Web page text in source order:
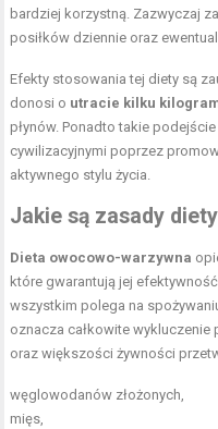
bardziej korzystną. Zazwyczaj
posiłków dziennie oraz
Efekty stosowania tej diety są
donosi o utracie kilku
płynów. Ponadto takie
cywilizacyjnymi poprzez
aktywnego stylu życia.
Jakie są zasady
Dieta owocowo-warzywna
które gwarantują jej
wszystkim polega na
oznacza całkowite
oraz większości żywności
węglowodanów złożonych,
mięs,